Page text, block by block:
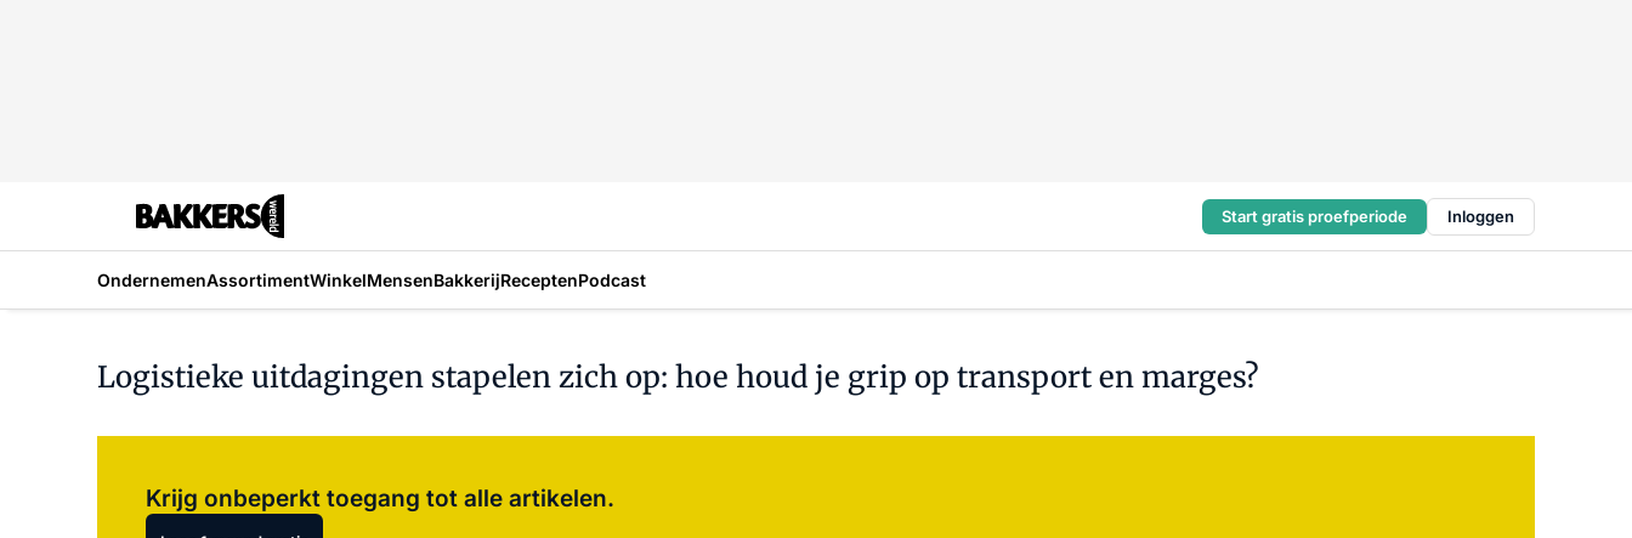
Start gratis proefperiode Inloggen
OndernemenAssortimentWinkelMensenBakkerijReceptenPodcast
Logistieke uitdagingen stapelen zich op: hoe houd je grip op transport en marges?
Krijg onbeperkt toegang tot alle artikelen.